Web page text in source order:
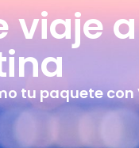
tu paquete con